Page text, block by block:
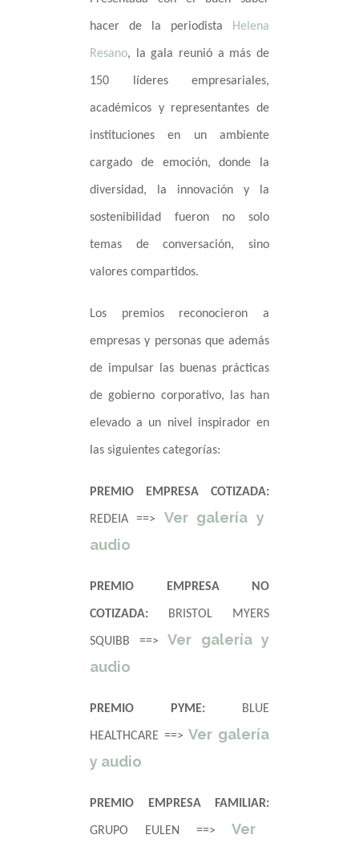
hacer de la periodista Helena
Resano, la gala reunió a más de
150 líderes empresariales,
académicos y representantes de
instituciones en un ambiente
cargado de emoción, donde la
diversidad, la innovación y la
sostenibilidad fueron no solo
temas de conversación, sino
valores compartidos.
Los premios reconocieron a
empresas y personas que además
de impulsar las buenas prácticas
de gobierno corporativo, las han
elevado a un nivel inspirador en
las siguientes categorías:
PREMIO EMPRESA COTIZADA:
REDEIA ==> Ver galería y
audio
PREMIO EMPRESA NO
COTIZADA: BRISTOL MYERS
SQUIBB ==> Ver galería y
audio
PREMIO PYME: BLUE
HEALTHCARE ==> Ver galería
y audio
PREMIO EMPRESA FAMILIAR:
GRUPO EULEN ==> Ver